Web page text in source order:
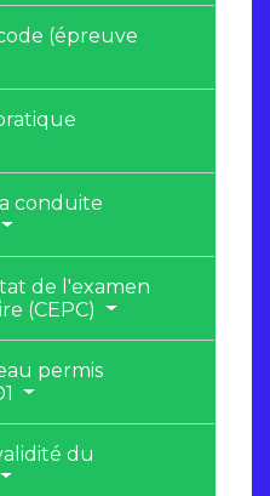
(épreuve
conduite
de l'examen
(CEPC)
permis
du